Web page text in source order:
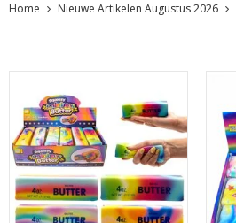
Home Nieuwe Artikelen Augustus 2026